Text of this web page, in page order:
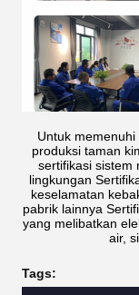
Untuk
produksi taman
sertifikasi sistem
lingkungan
keselamatan
pabrik lainnya
yang melibatkan
air,